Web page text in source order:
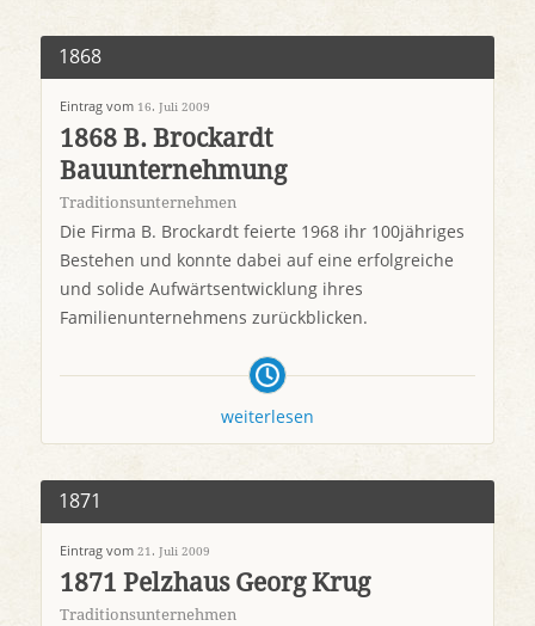
1868
Eintrag vom 16. Juli 2009
1868 B. Brockardt
Bauunternehmung
Traditionsunternehmen
Die Firma B. Brockardt feierte 1968 ihr 100jähriges
Bestehen und konnte dabei auf eine erfolgreiche
und solide Aufwärtsentwicklung ihres
Familienunternehmens zurückblicken.
weiterlesen
1871
Eintrag vom 21. Juli 2009
1871 Pelzhaus Georg Krug
Traditionsunternehmen